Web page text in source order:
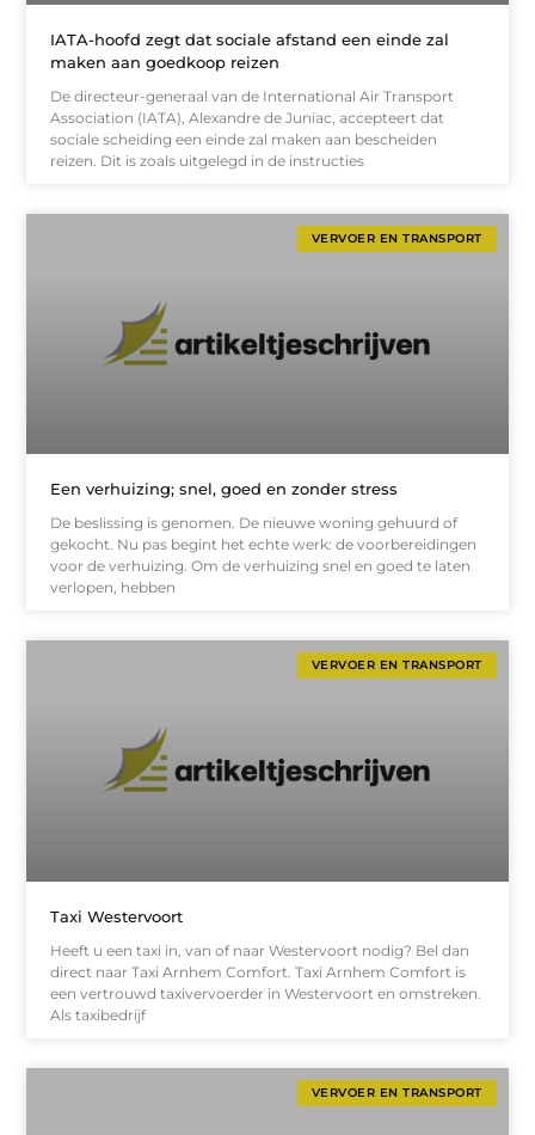
IATA-hoofd zegt dat sociale afstand een einde zal
maken aan goedkoop reizen
De directeur-generaal van de International Air Transport
Association (IATA), Alexandre de Juniac, accepteert dat
sociale scheiding een einde zal maken aan bescheiden
reizen. Dit is zoals uitgelegd in de instructies
VERVOER EN TRANSPORT
Een verhuizing; snel, goed en zonder stress
De beslissing is genomen. De nieuwe woning gehuurd of
gekocht. Nu pas begint het echte werk: de voorbereidingen
voor de verhuizing. Om de verhuizing snel en goed te laten
verlopen, hebben
VERVOER EN TRANSPORT
Taxi Westervoort
Heeft u een taxi in, van of naar Westervoort nodig? Bel dan
direct naar Taxi Arnhem Comfort. Taxi Arnhem Comfort is
een vertrouwd taxivervoerder in Westervoort en omstreken.
Als taxibedrijf
VERVOER EN TRANSPORT